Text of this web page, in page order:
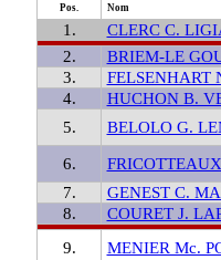
Pos. Nom
1. CLERC C.
2.
BRIEM-LE
3.
FELSENHART
4.
HUCHON B.
5.
BELOLO G.
6.
7.
GENEST C.
8.
COURET J.
9.
MENIER Mc.